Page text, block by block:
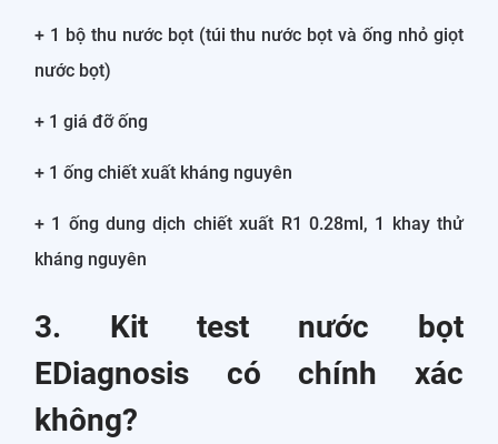
+ 1 bộ thu nước bọt (túi thu nước bọt và ống nhỏ giọt
nước bọt)
+ 1 giá đỡ ống
+ 1 ống chiết xuất kháng nguyên
+ 1 ống dung dịch chiết xuất R1 0.28ml, 1 khay thử
kháng nguyên
3. Kit test nước bọt
EDiagnosis có chính xác
không?